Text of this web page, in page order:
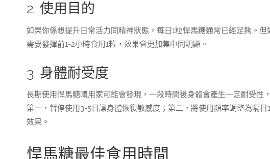
2. 使用目的
如果你係想提升日常活力同精神狀態，每日1粒悍馬糖通常已經足夠。
需要發揮前1-2小時食用1粒，效果會更加集中同明顯。
3. 身體耐受度
長期使用悍馬糖嘅用家可能會發現，一段時間後身體會產生一定耐受
第一，暫停使用3-5日讓身體恢復敏感度；第二，將使用頻率調整為隔
效果。
悍馬糖最佳食用時間